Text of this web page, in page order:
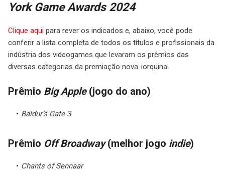
York Game Awards 2024
Clique aqui para rever os indicados e, abaixo, você pode
conferir a lista completa de todos os títulos e profissionais da
indústria dos videogames que levaram os prêmios das
diversas categorias da premiação nova-iorquina.
Prêmio Big Apple(jogo do ano)
Baldur’s Gate 3
Prêmio Off Broadway(melhor jogo indie)
Chants of Sennaar